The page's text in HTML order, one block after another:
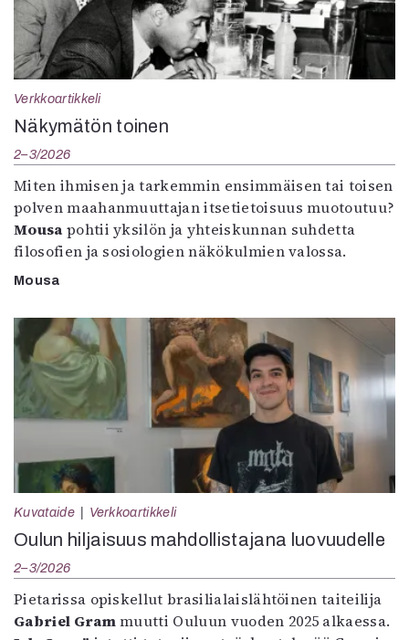
Verkkoartikkeli
Näkymätön toinen
2–3/2026
Miten ihmisen ja tarkemmin ensimmäisen tai toisen
polven maahanmuuttajan itsetietoisuus muotoutuu?
Mousa pohtii yksilön ja yhteiskunnan suhdetta
filosofien ja sosiologien näkökulmien valossa.
Mousa
Kuvataide Verkkoartikkeli
Oulun hiljaisuus mahdollistajana luovuudelle
2–3/2026
Pietarissa opiskellut brasilialaislähtöinen taiteilija
Gabriel Grammuutti Ouluun vuoden 2025 alkaessa.